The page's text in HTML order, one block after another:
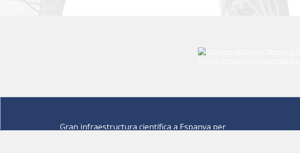
Gran infraestructura científica a Espanya per